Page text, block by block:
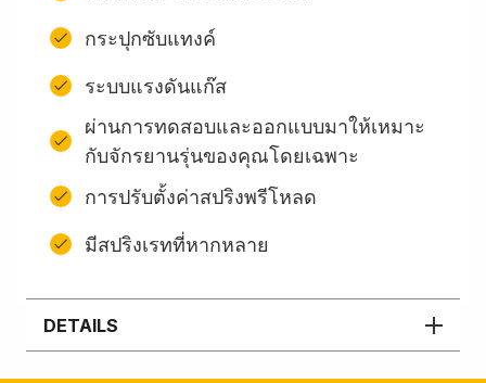
กระปุกซับแทงค์
ระบบแรงดันแก๊ส
ผ่านการทดสอบและออกแบบมาให้เหมาะ
กับจักรยานรุ่นของคุณโดยเฉพาะ
การปรับตั้งค่าสปริงพรีโหลด
มีสปริงเรทที่หากหลาย
DETAILS